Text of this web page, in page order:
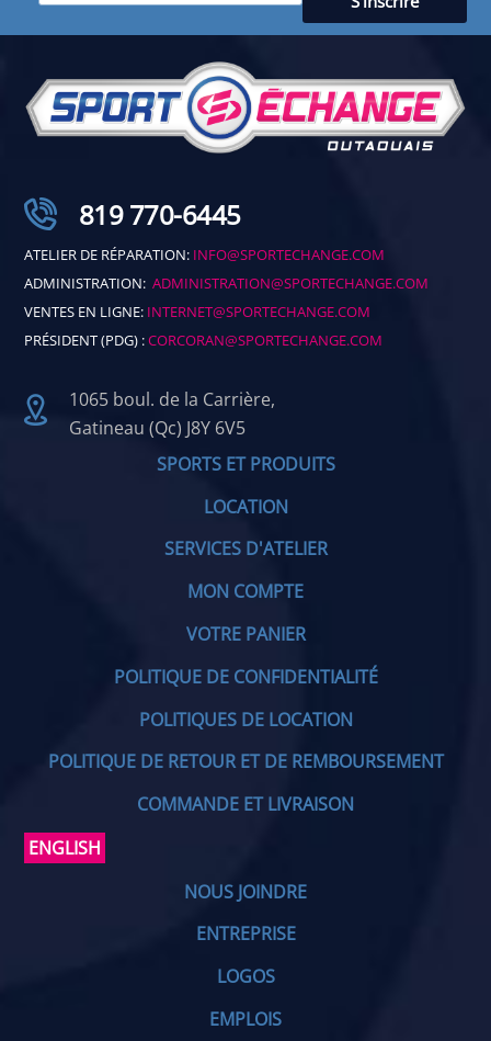
819 770-6445
ATELIER DE RÉPARATION: INFO@SPORTECHANGE.COM
ADMINISTRATION:ADMINISTRATION@SPORTECHANGE.COM
VENTES EN LIGNE: INTERNET@SPORTECHANGE.COM
PRÉSIDENT (PDG) :CORCORAN@SPORTECHANGE.COM
1065 boul. de la Carrière,
Gatineau (Qc) J8Y 6V5
SPORTS ET PRODUITS
LOCATION
SERVICES D'ATELIER
MON COMPTE
VOTRE PANIER
POLITIQUE DE CONFIDENTIALITÉ
POLITIQUES DE LOCATION
POLITIQUE DE RETOUR ET DE REMBOURSEMENT
COMMANDE ET LIVRAISON
ENGLISH
NOUS JOINDRE
ENTREPRISE
LOGOS
EMPLOIS